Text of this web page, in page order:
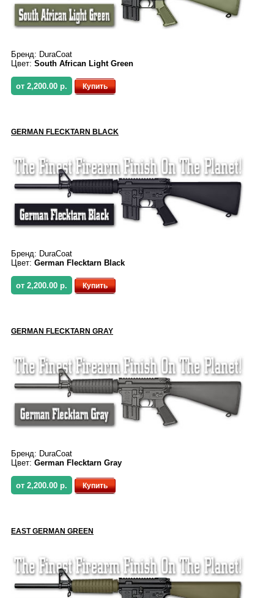
Бренд: DuraCoat
Цвет: South African Light Green
от 2,200.00 р. Купить
GERMAN FLECKTARN BLACK
Бренд: DuraCoat
Цвет: German Flecktarn Black
от 2,200.00 р. Купить
GERMAN FLECKTARN GRAY
Бренд: DuraCoat
Цвет: German Flecktarn Gray
от 2,200.00 р. Купить
EAST GERMAN GREEN